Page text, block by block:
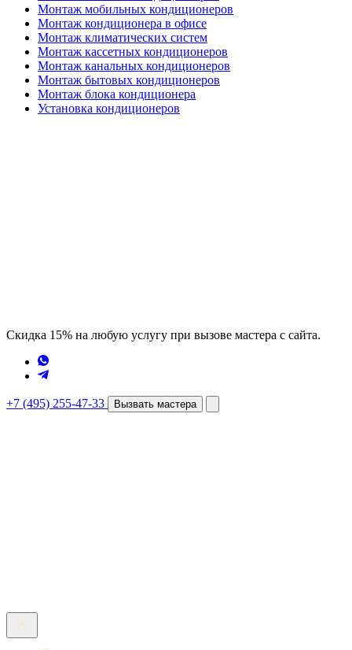
Монтаж мобильных кондиционеров
Монтаж кондиционера в офисе
Монтаж климатических систем
Монтаж кассетных кондиционеров
Монтаж канальных кондиционеров
Монтаж бытовых кондиционеров
Монтаж блока кондиционера
Установка кондиционеров
Скидка 15% на любую услугу при вызове мастера с сайта.
+7 (495) 255-47-33 Вызвать мастера